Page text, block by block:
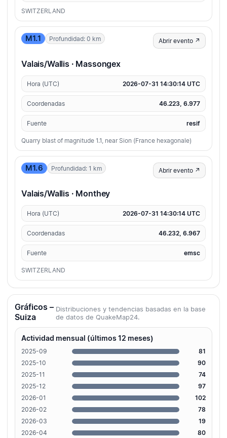
SWITZERLAND
M1.1 Profundidad: 0 km Abrir evento ↗
Valais/Wallis · Massongex
Hora (UTC) 2026-07-31 14:30:14 UTC
Coordenadas 46.223, 6.977
Fuente resif
Quarry blast of magnitude 1.1, near Sion (France hexagonale)
M1.6 Profundidad: 1 km Abrir evento ↗
Valais/Wallis · Monthey
Hora (UTC) 2026-07-31 14:30:14 UTC
Coordenadas 46.232, 6.967
Fuente emsc
SWITZERLAND
Gráficos –
Suiza
Distribuciones y tendencias basadas en la base
de datos de QuakeMap24.
Actividad mensual (últimos 12 meses)
2025-09
81
2025-10
90
2025-11
74
2025-12
97
2026-01
102
2026-02
78
2026-03
19
2026-04
80